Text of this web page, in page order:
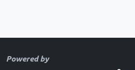
Powered by